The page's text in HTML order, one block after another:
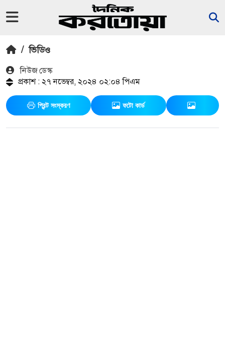
/ ভিডিও
নিউজ ডেস্ক
প্রকাশ : ২৭ নভেম্বর, ২০২৪ ০২:০৪ পিএম
প্রিন্ট সংস্করণ ফটো কার্ড